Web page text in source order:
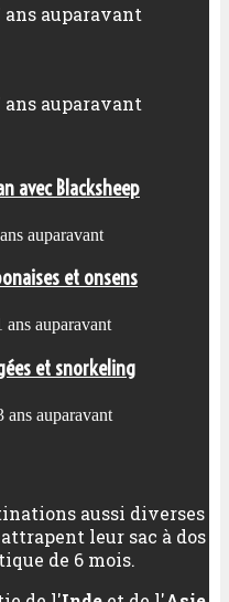
ans auparavant
ans auparavant
avec Blacksheep
auparavant
et onsens
ans auparavant
et snorkeling
ans auparavant
aussi diverses
leur sac à dos
de 6 mois.